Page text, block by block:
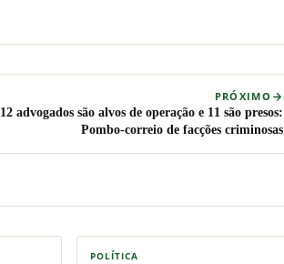
PRÓXIMO
12 advogados são alvos de operação e 11 são presos:
Pombo-correio de facções criminosas
POLÍTICA